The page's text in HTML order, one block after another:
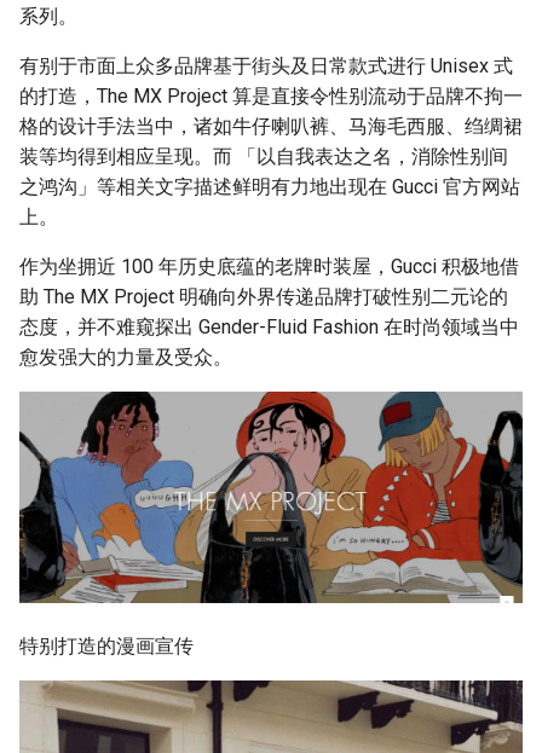
系列。
有别于市面上众多品牌基于街头及日常款式进行 Unisex 式
的打造，The MX Project 算是直接令性别流动于品牌不拘一
格的设计手法当中，诸如牛仔喇叭裤、马海毛西服、绉绸裙
装等均得到相应呈现。而 「以自我表达之名，消除性别间
之鸿沟」等相关文字描述鲜明有力地出现在 Gucci 官方网站
上。
作为坐拥近 100 年历史底蕴的老牌时装屋，Gucci 积极地借
助 The MX Project 明确向外界传递品牌打破性别二元论的
态度，并不难窥探出 Gender-Fluid Fashion 在时尚领域当中
愈发强大的力量及受众。
特别打造的漫画宣传